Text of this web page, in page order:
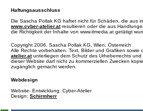
Haftungsausschluss
Die Sascha Pollak KG haftet nicht für Schäden, die aus
www.cyber-atelier.atresultieren oder die aus
die Richtigkeit der Inhalte von www.itmedia.at getätigt
Copyright 2006, Sascha Pollak KG, Wien, Österreich
Alle Rechte vorbehalten. Text, Bilder und Grafiken
atelier.atunterliegen dem Schutz des Urheberrechts
dieser Website darf nicht zu kommerziellen Zwecken
zugänglich gemacht werden.
Webdesign
Website- Entwicklung: Cyber-Atelier
Design: Schirmherr